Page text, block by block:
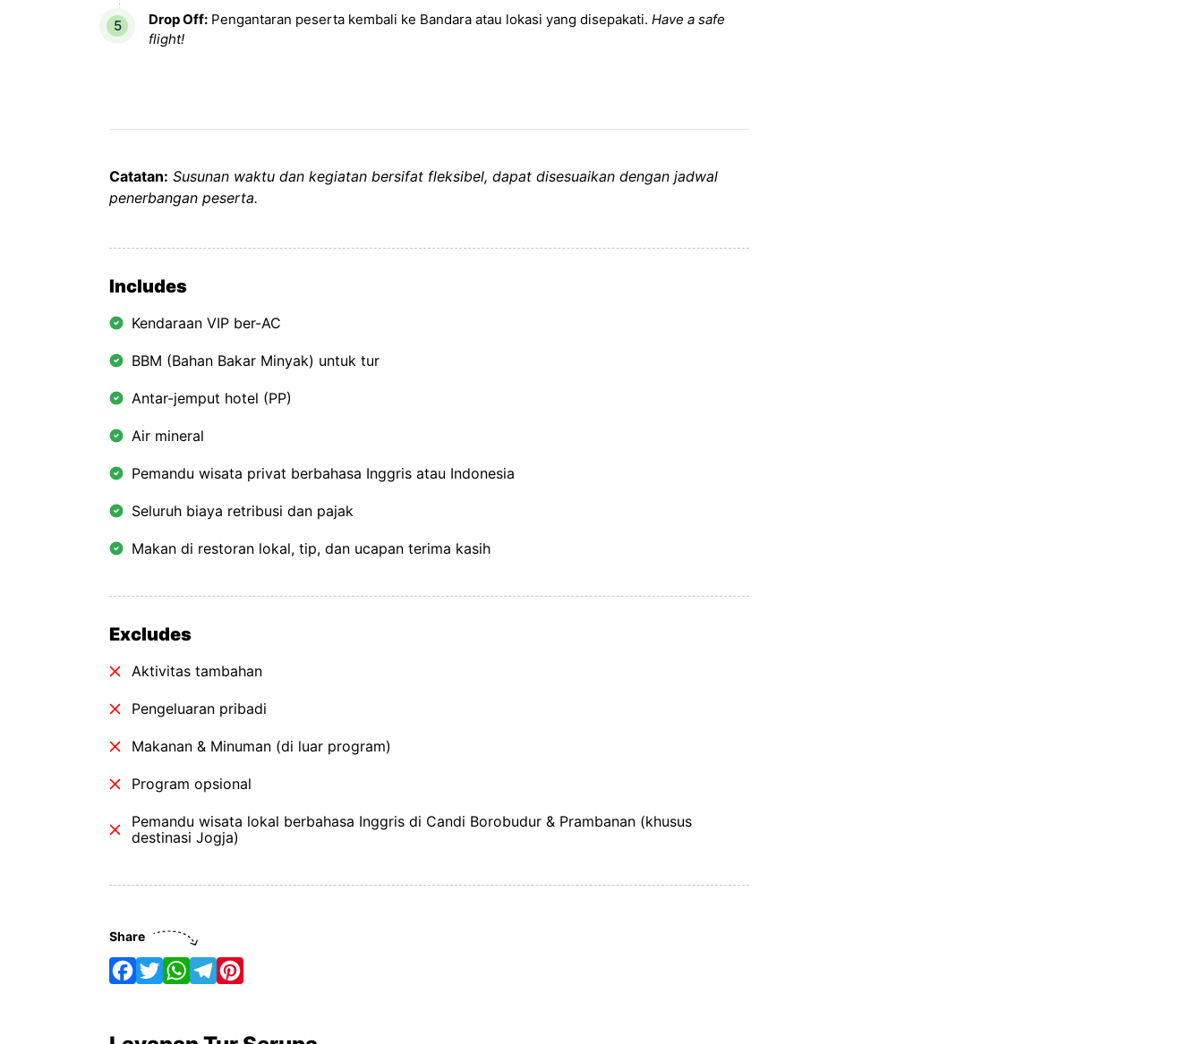
Drop Off: Pengantaran peserta kembali ke Bandara atau lokasi yang disepakati. Have a safe
flight!
Catatan: Susunan waktu dan kegiatan bersifat fleksibel, dapat disesuaikan dengan jadwal
penerbangan peserta.
Includes
Kendaraan VIP ber-AC
BBM (Bahan Bakar Minyak) untuk tur
Antar-jemput hotel (PP)
Air mineral
Pemandu wisata privat berbahasa Inggris atau Indonesia
Seluruh biaya retribusi dan pajak
Makan di restoran lokal, tip, dan ucapan terima kasih
Excludes
Aktivitas tambahan
Pengeluaran pribadi
Makanan & Minuman (di luar program)
Program opsional
Pemandu wisata lokal berbahasa Inggris di Candi Borobudur & Prambanan (khusus
destinasi Jogja)
Share
F
T
W
T